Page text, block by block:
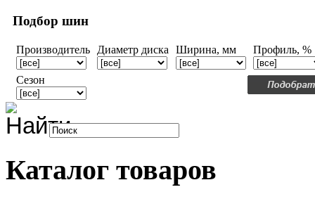
Подбор шин
Производитель Диаметр диска Ширина, мм Профиль, %
Сезон
Каталог товаров